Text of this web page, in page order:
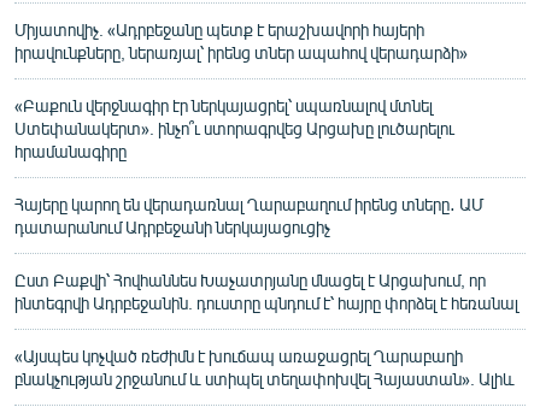
Միյատովիչ. «Ադրբեջանը պետք է երաշխավորի հայերի
իրավունքները, ներառյալ՝ իրենց տներ ապահով վերադարձի»
«Բաքուն վերջնագիր էր ներկայացրել՝ սպառնալով մտնել
Ստեփանակերտ». ինչո՞ւ ստորագրվեց Արցախը լուծարելու
հրամանագիրը
Հայերը կարող են վերադառնալ Ղարաբաղում իրենց տները․ ԱՄ
դատարանում Ադրբեջանի ներկայացուցիչ
Ըստ Բաքվի՝ Հովհաննես Խաչատրյանը մնացել է Արցախում, որ
ինտեգրվի Ադրբեջանին. դուստրը պնդում է՝ հայրը փորձել է հեռանալ
«Այսպես կոչված ռեժիմն է խուճապ առաջացրել Ղարաբաղի
բնակչության շրջանում և ստիպել տեղափոխվել Հայաստան». Ալիև